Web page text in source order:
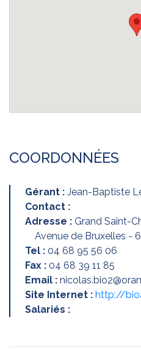
COORDONNÉES
Gérant : Jean-Baptiste
Contact :
Adresse : Grand Saint-
Avenue de Bruxelles -
Tel : 04 68 95 56 06
Fax : 04 68 39 11 85
Email :
Site Internet : http://
Salariés :